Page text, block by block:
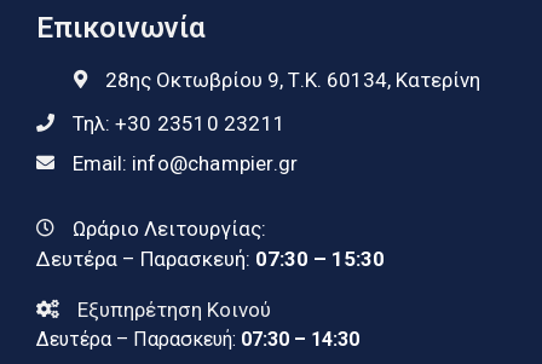
Επικοινωνία
28ης Οκτωβρίου 9, Τ.Κ. 60134, Κατερίνη
Τηλ: +30 23510 23211
Email: info@champier.gr
Ωράριο Λειτουργίας:
Δευτέρα – Παρασκευή: 07:30 – 15:30
Εξυπηρέτηση Κοινού
Δευτέρα – Παρασκευή: 07:30 – 14:30